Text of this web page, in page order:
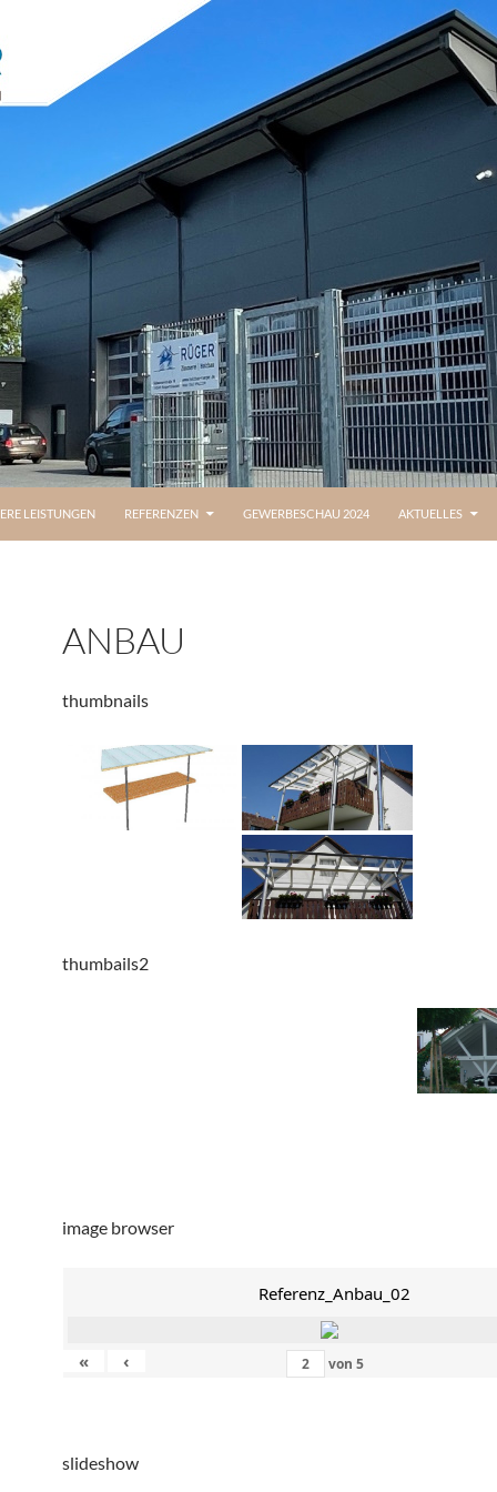
LEISTUNGEN REFERENZEN GEWERBESCHAU 2024 AKTUELLES
ANBAU
thumbnails
thumbails2
image browser
Referenz_Anbau_02
« ‹ von 5
slideshow